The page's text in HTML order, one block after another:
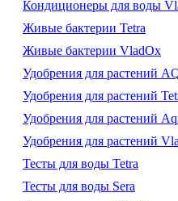
Кондиционеры для воды
Живые бактерии Tetra
Живые бактерии VladOx
Удобрения для растений
Удобрения для растений
Удобрения для растений
Удобрения для растений
Тесты для воды Tetra
Тесты для воды Sera